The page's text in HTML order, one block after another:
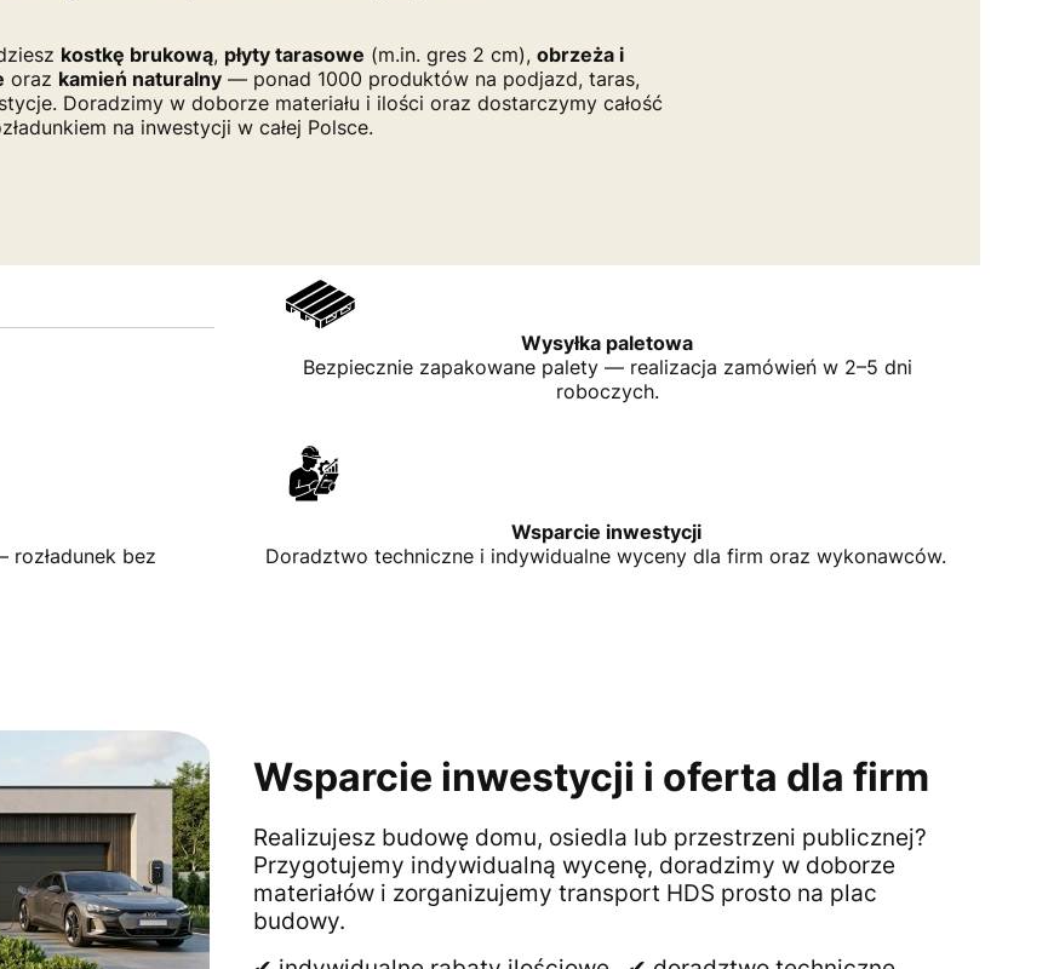
kostkę brukową, płyty tarasowe (m.in. gres 2 cm), obrzeża i
oraz kamień naturalny— ponad 1000 produktów na podjazd, taras,
Doradzimy w doborze materiału i ilości oraz dostarczymy całość
na inwestycji w całej Polsce.
Wysyłka paletowa
Bezpiecznie zapakowane palety — realizacja zamówień w 2–5 dni
roboczych.
rozładunek bez
Wsparcie inwestycji
Doradztwo techniczne i indywidualne wyceny dla firm oraz wykonawców.
Wsparcie inwestycji i oferta dla firm
Realizujesz budowę domu, osiedla lub przestrzeni publicznej?
Przygotujemy indywidualną wycenę, doradzimy w doborze
materiałów i zorganizujemy transport HDS prosto na plac
budowy.